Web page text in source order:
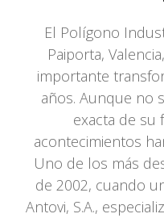
El Polígono
Paiporta,
importante
años. Aunque no
exacta de su
acontecimientos
Uno de los más
de 2002, cuando
Antovi, S.A.,